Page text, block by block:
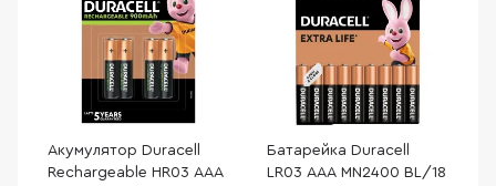
Акумулятор Duracell
Rechargeable HR03 AAA
Батарейка Duracell
LR03 AAA MN2400 BL/18